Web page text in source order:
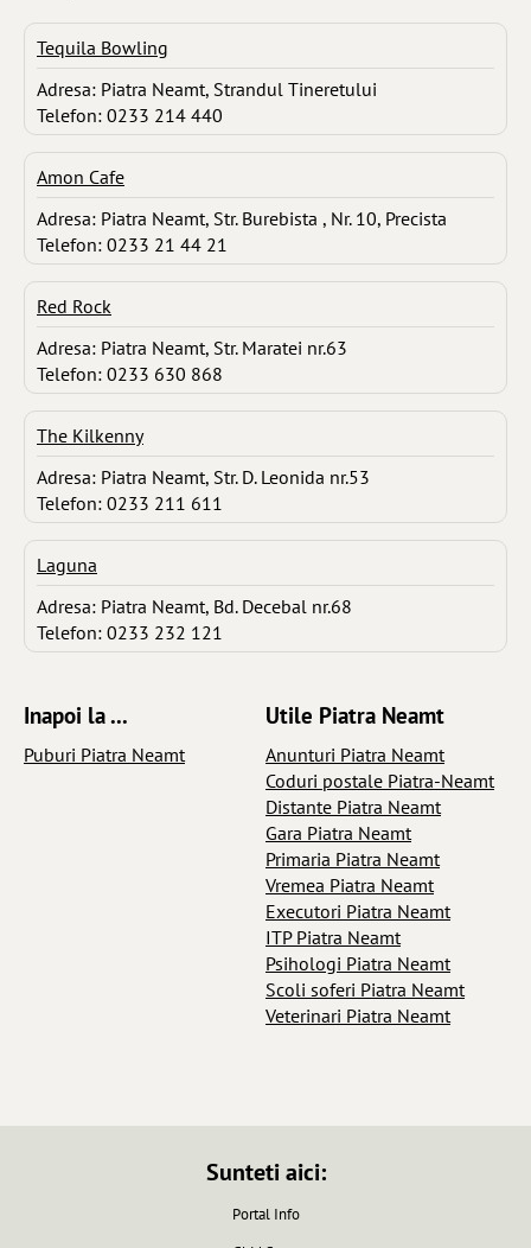
Tequila Bowling
Adresa: Piatra Neamt, Strandul Tineretului
Telefon: 0233 214 440
Amon Cafe
Adresa: Piatra Neamt, Str. Burebista , Nr. 10, Precista
Telefon: 0233 21 44 21
Red Rock
Adresa: Piatra Neamt, Str. Maratei nr.63
Telefon: 0233 630 868
The Kilkenny
Adresa: Piatra Neamt, Str. D. Leonida nr.53
Telefon: 0233 211 611
Laguna
Adresa: Piatra Neamt, Bd. Decebal nr.68
Telefon: 0233 232 121
Inapoi la ...
Puburi Piatra Neamt
Utile Piatra Neamt
Anunturi Piatra Neamt
Coduri postale Piatra-Neamt
Distante Piatra Neamt
Gara Piatra Neamt
Primaria Piatra Neamt
Vremea Piatra Neamt
Executori Piatra Neamt
ITP Piatra Neamt
Psihologi Piatra Neamt
Scoli soferi Piatra Neamt
Veterinari Piatra Neamt
Sunteti aici:
Portal Info